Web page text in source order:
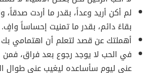
لم أكن أريد وعداً، بقدر ما أردت صدقاً،
بقاءً دائم، بقدر ما تمنيت إحساساً وافٍ.
أهملتك عن قصد لتعلم أن اهتمامي بك
في الحب لا يوجد رجوع بعد فراق، فمن
عني ليوم سأساعده ليغيب عني طوال